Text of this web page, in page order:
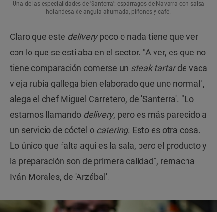
Una de las especialidades de 'Santerra': espárragos de Navarra con salsa
holandesa de angula ahumada, piñones y café.
Claro que este deliverypoco o nada tiene que ver
con lo que se estilaba en el sector. "A ver, es que no
tiene comparación comerse un steak tartarde vaca
vieja rubia gallega bien elaborado que uno normal",
alega el chef Miguel Carretero, de 'Santerra'. "Lo
estamos llamando delivery, pero es más parecido a
un servicio de cóctel o catering. Esto es otra cosa.
Lo único que falta aquí es la sala, pero el producto y
la preparación son de primera calidad", remacha
Iván Morales, de 'Arzábal'.